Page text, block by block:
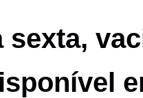
sexta,